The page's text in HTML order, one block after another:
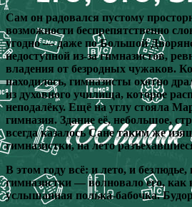
Сам он радовался пустому
возможности беспрепятственно
угодно — даже по Большой
недоступной из-за гимназистов,
владения от безродных чужаков.
находилось, гимназисты охотно
из духовного училища, которое
неподалёку. Ещё на углу стояла
гимназия. Здание её, небольшое,
всегда казалось Сане таким же
гимназистки, на лето
В этом году всё: и лето, и
гимназистки — волновало его, как
услышанная полька-бабочка.